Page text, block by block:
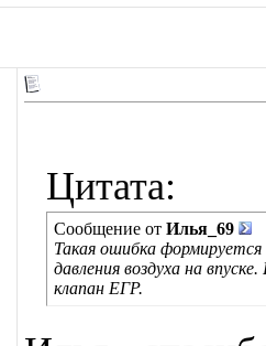
Цитата:
Сообщение от Илья_69
Такая ошибка
давления воздуха на
клапан ЕГР.